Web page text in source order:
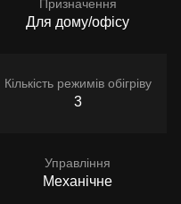
Призначення
Для дому/офісу
Кількість режимів обігріву
3
Управління
Механічне